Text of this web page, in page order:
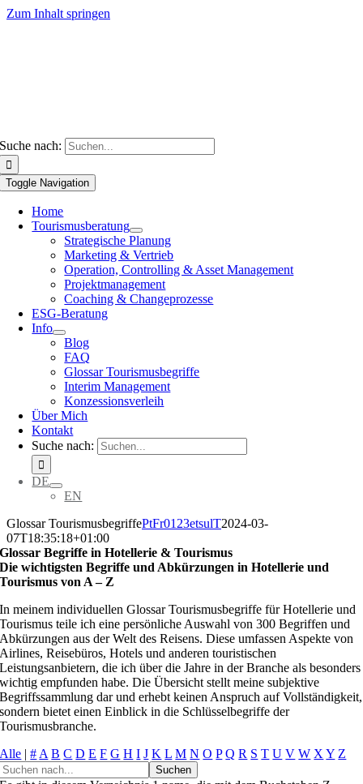
Zum Inhalt springen
Suche nach:
Toggle Navigation
Home
Tourismusberatung
Strategische Planung
Marketing & Vertrieb
Operation, Controlling & Asset Management
Projektmanagement
Coaching & Changeprozesse
ESG-Beratung
Info
Blog
FAQ
Glossar Tourismusbegriffe
Interim Management
Konzessionsverleih
Über Mich
Kontakt
Suche nach:
DE
EN
Glossar TourismusbegriffePtFr0123etsulT2024-03-
07T18:35:18+01:00
Glossar Begriffe in Hotellerie & Tourismus
Die wichtigsten Begriffe und Abkürzungen in Hotellerie und
Tourismus von A – Z
In meinem individuellen Glossar Tourismusbegriffe für Hotellerie und
Tourismus teile ich eine persönliche Auswahl von 300 Begriffen und
Abkürzungen aus der Welt des Reisens. Diese umfassen Aspekte von
Airlines, Reisebüros, Hotels und anderen touristischen
Leistungsanbietern, die ich über die Jahre in der Branche als besonders
wichtig empfunden habe. Die Übersicht stellt meine subjektive
Begriffssammlung dar und erhebt keinen Anspruch auf Vollständigkeit,
sondern bietet einen Einblick in die Schlüsselbegriffe der
Tourismusbranche.
Alle |# A B C D E F G H I J K L M N O P Q R S T U V W X Y Z